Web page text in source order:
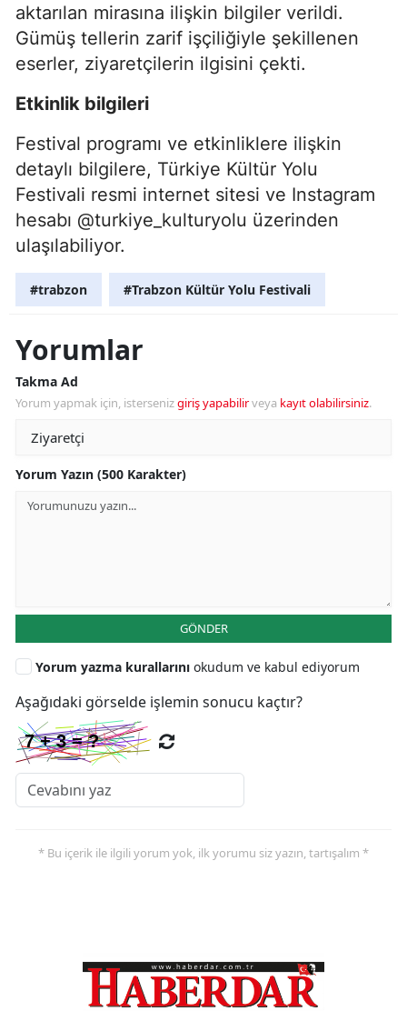
aktarılan mirasına ilişkin bilgiler verildi.
Gümüş tellerin zarif işçiliğiyle şekillenen
eserler, ziyaretçilerin ilgisini çekti.
Etkinlik bilgileri
Festival programı ve etkinliklere ilişkin
detaylı bilgilere, Türkiye Kültür Yolu
Festivali resmi internet sitesi ve Instagram
hesabı @turkiye_kulturyolu üzerinden
ulaşılabiliyor.
#trabzon #Trabzon Kültür Yolu Festivali
Yorumlar
Takma Ad
Yorum yapmak için, istersenizgiriş yapabilirveya kayıt olabilirsiniz.
Yorum Yazın (500 Karakter)
GÖNDER
Yorum yazma kurallarını okudum ve kabul ediyorum
Aşağıdaki görselde işlemin sonucu kaçtır?
* Bu içerik ile ilgili yorum yok, ilk yorumu siz yazın, tartışalım *